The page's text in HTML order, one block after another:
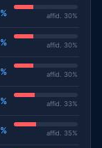
affid. 30%
affid. 30%
affid. 30%
affid. 33%
affid. 35%